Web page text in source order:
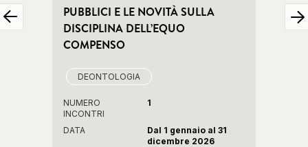
PUBBLICI E LE NOVITÀ SULLA
DISCIPLINA DELL’EQUO
COMPENSO
DEONTOLOGIA
NUMERO
INCONTRI
1
DATA
Dal 1 gennaio al 31
dicembre 2026
legali